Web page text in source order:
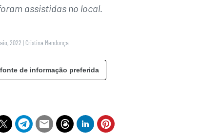
assistidas no local.
2022 | Cristina Mendonça
de informação preferida